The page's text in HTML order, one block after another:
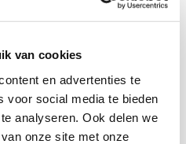
van cookies
en advertenties te
voor social media te bieden
analyseren. Ook delen we
onze site met onze